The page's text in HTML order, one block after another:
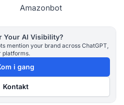
Amazonbot
Your AI Visibility?
mention your brand across ChatGPT,
platforms.
i gang
Kontakt